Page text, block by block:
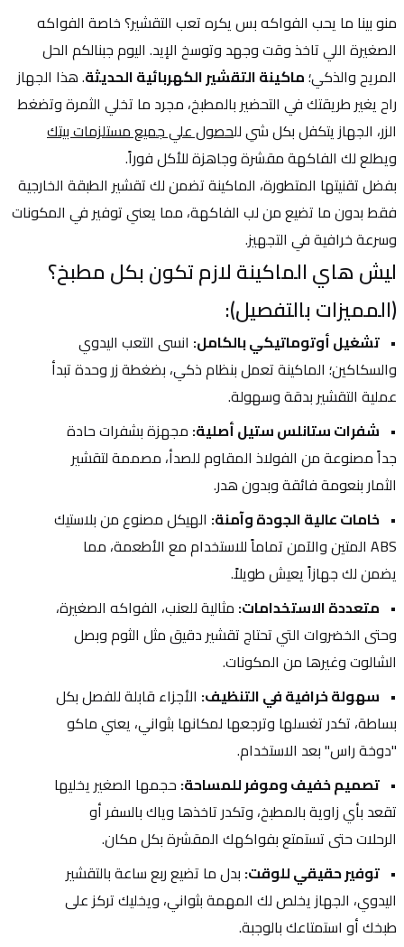
المريح والذكي؛ ماكينة التقشير الكهربائية الحديثة
. هذا الجهاز
الزر، الجهاز يتكفل بكل شي للحصول علي جميع مستلزمات بيتك
ويطلع لك الفاكهة مقشرة وجاهزة للأكل فوراً.
وسرعة خرافية في التجهيز.
(المميزات بالتفصيل):
تشغيل أوتوماتيكي بالكامل:
عملية التقشير بدقة وسهولة.
شفرات ستانلس ستيل أصلية:
جداً مصنوعة من الفولاذ المقاوم للصدأ، مصممة لتقشير
الثمار بنعومة فائقة وبدون هدر.
خامات عالية الجودة وآمنة:
يضمن لك جهازاً يعيش طويلاً.
متعددة الاستخدامات:
الشالوت وغيرها من المكونات.
سهولة خرافية في التنظيف:
"دوخة راس" بعد الاستخدام.
تصميم خفيف وموفر للمساحة:
الرحلات حتى تستمتع بفواكهك المقشرة بكل مكان.
توفير حقيقي للوقت:
بدل ما تضيع ربع ساعة بالتقشير
طبخك أو استمتاعك بالوجبة.